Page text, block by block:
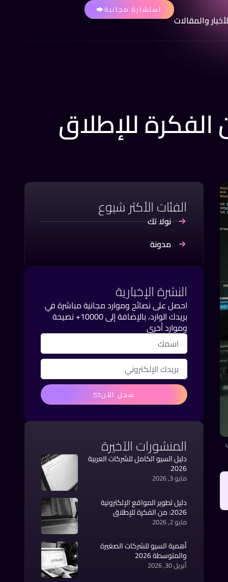
والمقالات
استشارة مجانية
الفئات الأكثر شيوع
نولا تك
مدونة
النشرة الإخبارية
احصل على نصائح وموارد مجانية مباشرة في
بريدك الوارد، بالإضافة إلى 10000+ نصيحة
وموارد أخرى
سجل الآن
المنشورات الآخيرة
دليل السيو الكامل للشركات العربية
2026
مايو 3, 2026
دليل تطوير المواقع الإلكترونية
2026: من الفكرة للإطلاق
مايو 2, 2026
أهمية السيو للشركات الصغيرة
والمتوسطة 2026
أبريل 30, 2026